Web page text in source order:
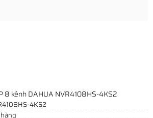
8 kênh DAHUA NVR4108HS-4KS2
4KS2